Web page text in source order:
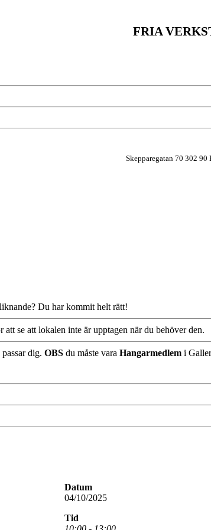
FRIA
Skepparegatan 70 302 90
Du har kommit helt rätt!
att se att lokalen inte är upptagen när du behöver den.
dig. OBS du måste vara Hangarmedlem i
Datum
04/10/2025
Tid